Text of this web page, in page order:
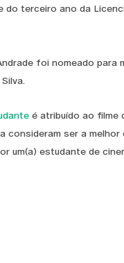
do terceiro ano da
foi nomeado para
é atribuído ao filme
consideram ser a melhor
um(a) estudante de